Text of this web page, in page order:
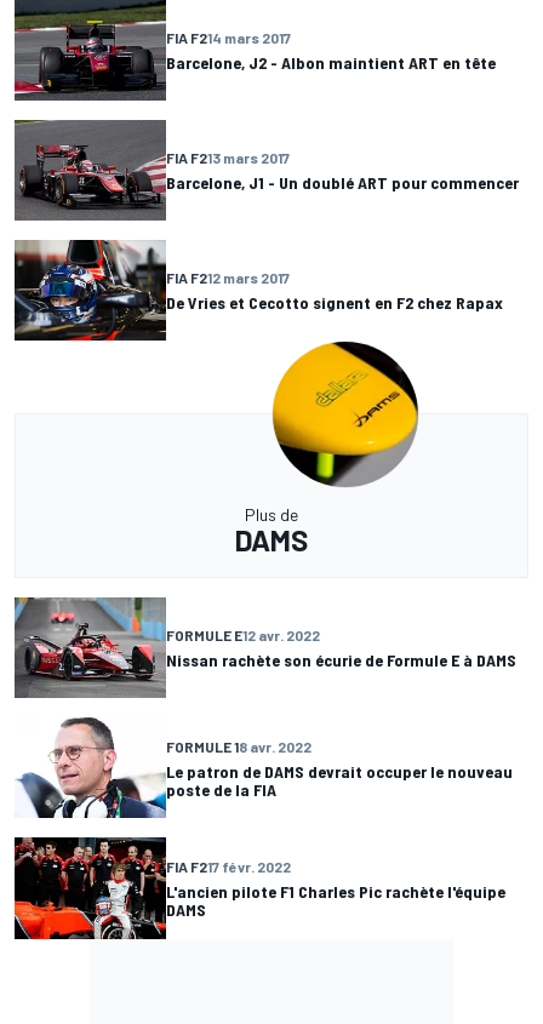
FIA F214 mars 2017
Barcelone, J2 - Albon maintient ART en tête
FIA F213 mars 2017
Barcelone, J1 - Un doublé ART pour commencer
FIA F212 mars 2017
De Vries et Cecotto signent en F2 chez Rapax
Plus de
DAMS
FORMULE E12 avr. 2022
Nissan rachète son écurie de Formule E à DAMS
FORMULE 18 avr. 2022
Le patron de DAMS devrait occuper le nouveau
poste de la FIA
FIA F217 févr. 2022
L'ancien pilote F1 Charles Pic rachète l'équipe
DAMS